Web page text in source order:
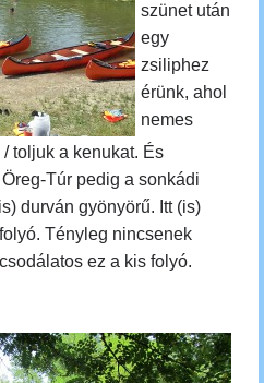
szünet után
egy
zsiliphez
érünk, ahol
nemes
toljuk a kenukat. És
Túr pedig a sonkádi
durván gyönyörű. Itt (is)
Tényleg nincsenek
ez a kis folyó.